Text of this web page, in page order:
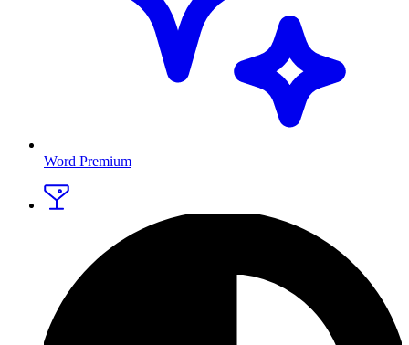
Word Premium